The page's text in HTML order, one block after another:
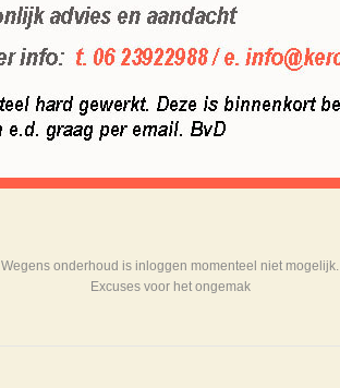
Wegens onderhoud is inloggen momenteel niet mogelijk.
Excuses voor het ongemak